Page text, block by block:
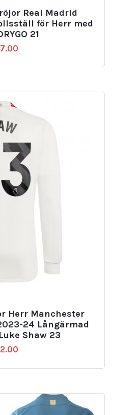
Real Madrid
för Herr med
21
Herr Manchester
24 Långärmad
Shaw 23